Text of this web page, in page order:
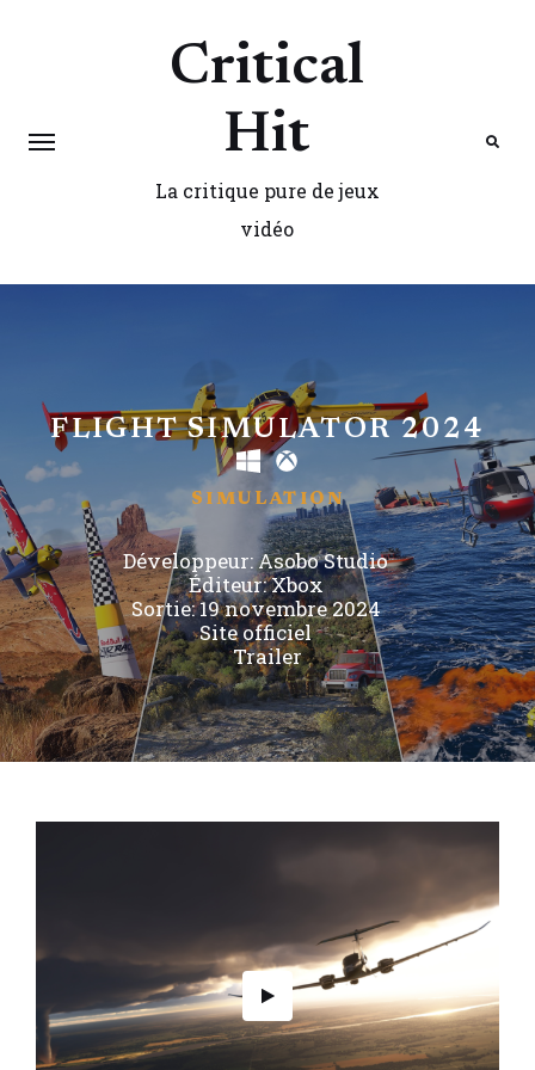
Critical
Hit
La critique pure de jeux
vidéo
FLIGHT SIMULATOR 2024
SIMULATION
Développeur:Asobo Studio
Éditeur:Xbox
Sortie: 19 novembre 2024
Site officiel
Trailer